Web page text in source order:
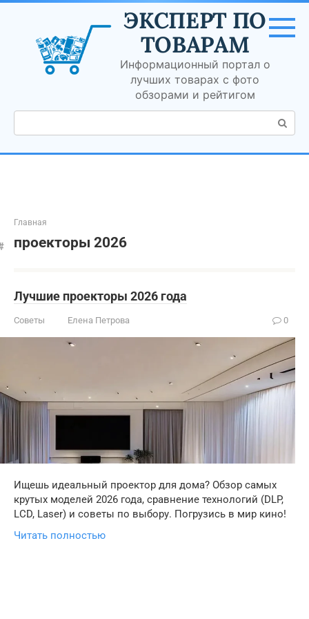
Перейти
контенту
ЭКСПЕРТ ПО
ТОВАРАМ
Информационный портал о
лучших товарах с фото
обзорами и рейтигом
Поиск:
Главная
проекторы 2026
Лучшие проекторы 2026 года
Советы Елена Петрова 0
Ищешь идеальный проектор для дома? Обзор самых
крутых моделей 2026 года, сравнение технологий (DLP,
LCD, Laser) и советы по выбору. Погрузись в мир кино!
Читать полностью